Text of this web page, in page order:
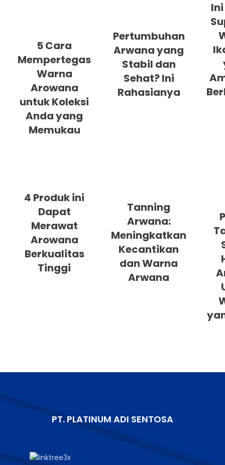
5 Cara
Mempertegas
Warna
Arowana
untuk Koleksi
Anda yang
Memukau
Pertumbuhan
Arwana yang
Stabil dan
Sehat? Ini
Rahasianya
4 Produk ini
Dapat
Merawat
Arowana
Berkualitas
Tinggi
Tanning
Arwana:
Meningkatkan
Kecantikan
dan Warna
Arwana
PT. PLATINUM ADI SENTOSA